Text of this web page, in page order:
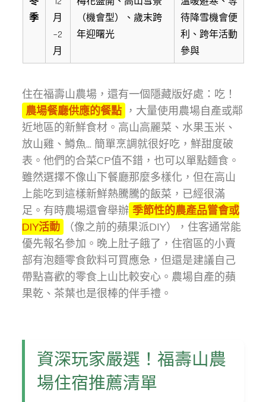
季
月
~2
月
（機會型）、歲末跨
年迎曙光
待降雪機會便
利、跨年活動
參與
住在福壽山農場，還有一個隱藏版好處：吃！
農場餐廳供應的餐點 ，大量使用農場自產或鄰
近地區的新鮮食材。高山高麗菜、水果玉米、
放山雞、鱒魚... 簡單烹調就很好吃，鮮甜度破
表。他們的合菜CP值不錯，也可以單點麵食。
雖然選擇不像山下餐廳那麼多樣化，但在高山
上能吃到這樣新鮮熱騰騰的飯菜，已經很滿
足。有時農場還會舉辦 季節性的農產品嘗會或
DIY活動
（像之前的蘋果派DIY），住客通常能
優先報名參加。晚上肚子餓了，住宿區的小賣
部有泡麵零食飲料可買應急，但還是建議自己
帶點喜歡的零食上山比較安心。農場自產的蘋
果乾、茶葉也是很棒的伴手禮。
資深玩家嚴選！福壽山農
場住宿推薦清單